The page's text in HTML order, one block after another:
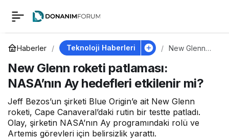
Haberler Teknoloji Haberleri
New Glenn
hedefleri
New Glenn roketi patlaması:
NASA’nın Ay hedefleri etkilenir mi?
Jeff Bezos’un şirketi Blue Origin’e ait New Glenn
roketi, Cape Canaveral’daki rutin bir testte patladı.
Olay, şirketin NASA’nın Ay programındaki rolü ve
Artemis görevleri için belirsizlik yarattı.
New Glenn roketi
patlaması: NASA’nın
Ay hedefleri etkilenir
mi?